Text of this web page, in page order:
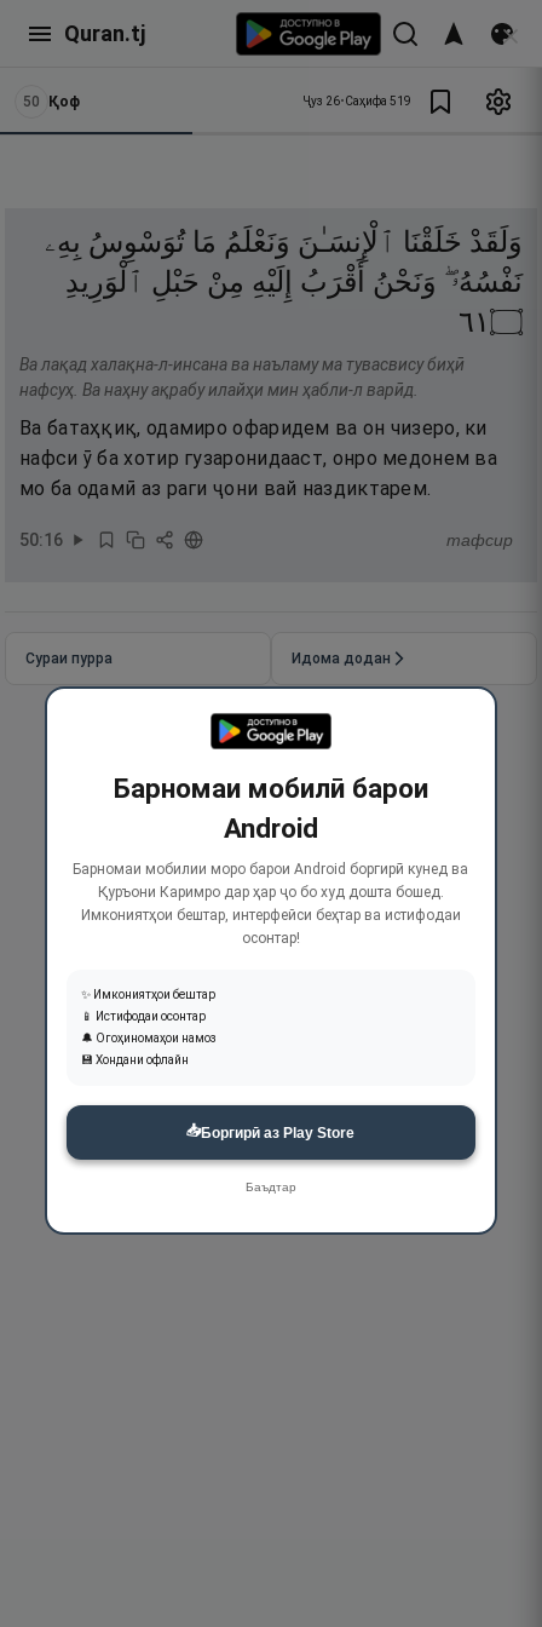
Quran.tj
50 Қоф Ҷуз 26•Саҳифа 519
وَلَقَدْ خَلَقْنَا ٱلْإِنسَـٰنَ وَنَعْلَمُ مَا تُوَسْوِسُ بِهِۦ
نَفْسُهُۥ ۖ وَنَحْنُ أَقْرَبُ إِلَيْهِ مِنْ حَبْلِ ٱلْوَرِيدِ
۝١٦
Ва лақад халақна-л-инсана ва наъламу ма тувасвису биҳӣ
нафсуҳ. Ва наҳну ақрабу илайҳи мин ҳабли-л варӣд.
Ва батаҳқиқ, одамиро офаридем ва он чизеро, ки
нафси ӯ ба хотир гузаронидааст, онро медонем ва
мо ба одамӣ аз раги ҷони вай наздиктарем.
50:16 тафсир
Сураи пурра Идома додан
Барномаи мобилӣ барои
Android
Барномаи мобилии моро барои Android боргирӣ кунед ва
Қуръони Каримро дар ҳар ҷо бо худ дошта бошед.
Имкониятҳои бештар, интерфейси беҳтар ва истифодаи
осонтар!
✨ Имкониятҳои бештар
📱 Истифодаи осонтар
🔔 Огоҳиномаҳои намоз
💾 Хондани офлайн
📥Боргирӣ аз Play Store
Баъдтар